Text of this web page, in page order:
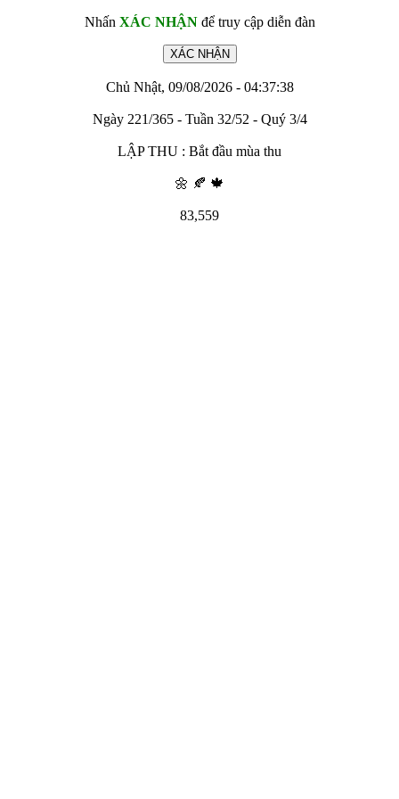
Nhấn XÁC NHẬNđể truy cập diễn đàn
Chủ Nhật, 09/08/2026 - 04:37:38
Ngày 221/365 - Tuần 32/52 - Quý 3/4
LẬP THU : Bắt đầu mùa thu
🌼 🍂 🍁
83,559